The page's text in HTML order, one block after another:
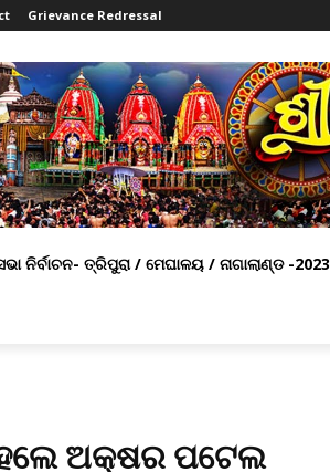
Grievance Redressal
ନିର୍ବାଚନ- ତ୍ରିପୁରା / ମେଘାଳୟ / ନାଗାଲାଣ୍ଡ -2023
ଅକ୍ଷର ପଟେଲ